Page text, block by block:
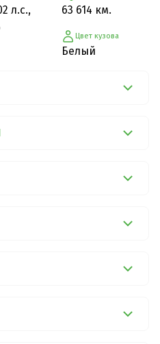
л.с.,
63 614 км.
Цвет кузова
Белый